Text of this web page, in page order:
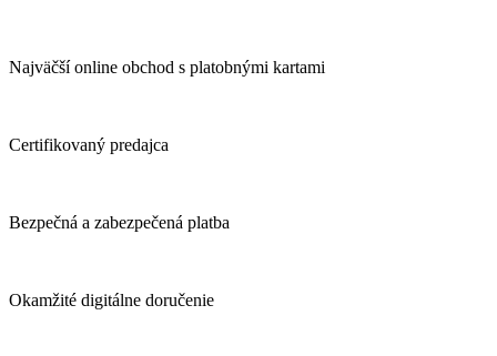
Najväčší online obchod s platobnými kartami
Certifikovaný predajca
Bezpečná a zabezpečená platba
Okamžité digitálne doručenie